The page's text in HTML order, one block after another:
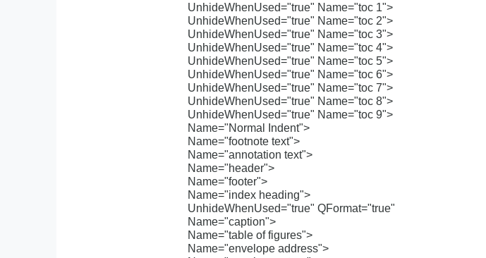
UnhideWhenUsed="true" Name="toc 1">
UnhideWhenUsed="true" Name="toc 2">
UnhideWhenUsed="true" Name="toc 3">
UnhideWhenUsed="true" Name="toc 4">
UnhideWhenUsed="true" Name="toc 5">
UnhideWhenUsed="true" Name="toc 6">
UnhideWhenUsed="true" Name="toc 7">
UnhideWhenUsed="true" Name="toc 8">
UnhideWhenUsed="true" Name="toc 9">
Name="Normal Indent">
Name="footnote text">
Name="annotation text">
Name="header">
Name="footer">
Name="index heading">
UnhideWhenUsed="true" QFormat="true"
Name="caption">
Name="table of figures">
Name="envelope address">